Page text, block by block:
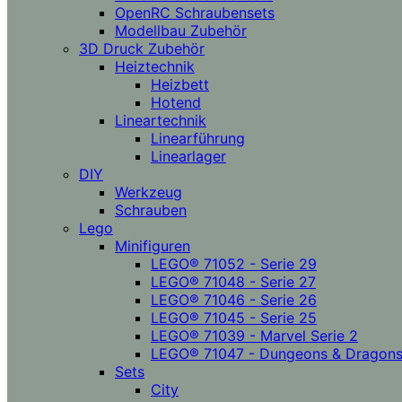
OpenRC Schraubensets
Modellbau Zubehör
3D Druck Zubehör
Heiztechnik
Heizbett
Hotend
Lineartechnik
Linearführung
Linearlager
DIY
Werkzeug
Schrauben
Lego
Minifiguren
LEGO® 71052 - Serie 29
LEGO® 71048 - Serie 27
LEGO® 71046 - Serie 26
LEGO® 71045 - Serie 25
LEGO® 71039 - Marvel Serie 2
LEGO® 71047 - Dungeons & Dragons
Sets
City